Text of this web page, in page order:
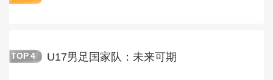
TOP 4 U17男足国家队：未来可期